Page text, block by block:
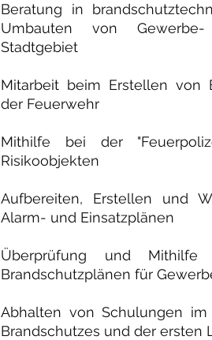
Beratung in
Umbauten von
Stadtgebiet
Mitarbeit beim Erstellen von
der Feuerwehr
Mithilfe bei der
Risikoobjekten
Aufbereiten, Erstellen und
Alarm- und Einsatzplänen
Überprüfung und
Brandschutzplänen für
Abhalten von Schulungen
Brandschutzes und der ersten